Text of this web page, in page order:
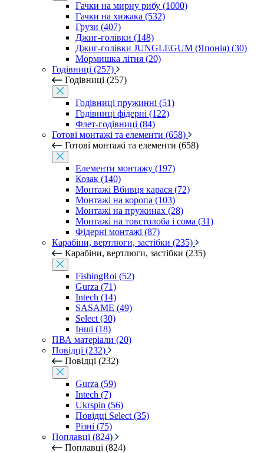
Гачки на мирну рибу (1000)
Гачки на хижака (532)
Грузи (407)
Джиг-голівки (148)
Джиг-голівки JUNGLEGUM (Японія) (30)
Мормишка літня (20)
Годівниці (257)
Годівниці (257)
Годівниці пружинні (51)
Годівниці фідерні (122)
Флет-годівниці (84)
Готові монтажі та елементи (658)
Готові монтажі та елементи (658)
Елементи монтажу (197)
Козак (140)
Монтажі Вбивця карася (72)
Монтажі на коропа (103)
Монтажі на пружинах (28)
Монтажі на товстолоба і сома (31)
Фідерні монтажі (87)
Карабіни, вертлюги, застібки (235)
Карабіни, вертлюги, застібки (235)
FishingRoi (52)
Gurza (71)
Intech (14)
SASAME (49)
Select (30)
Інші (18)
ПВА матеріали (20)
Повідці (232)
Повідці (232)
Gurza (59)
Intech (7)
Ukrspin (56)
Повідці Select (35)
Різні (75)
Поплавці (824)
Поплавці (824)